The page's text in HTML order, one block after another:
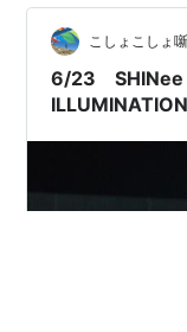
りと丈夫だから
スタンディング席
けの公式アナウ
こしょこしょ噺
6/23 SHINee